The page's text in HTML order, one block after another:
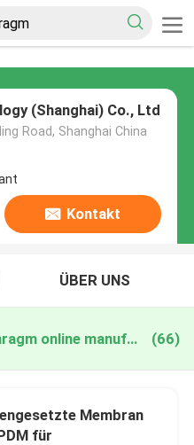
(Shanghai) Co., Ltd
Road, Shanghai China
Kontakt
ÜBER UNS
epdm composite diaphragm online manufacture (66)
Membran
für